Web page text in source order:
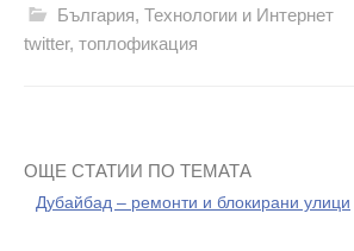
България, Технологии и Интернет
twitter, топлофикация
ОЩЕ СТАТИИ ПО ТЕМАТА
Дубайбад – ремонти и блокирани улици